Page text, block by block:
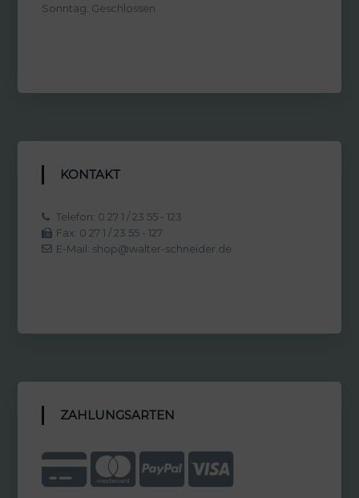
Sonntag: Geschlossen
KONTAKT
Telefon: 0 27 1 / 23 55 - 123
Fax: 0 27 1 / 23 55 - 127
E-Mail: shop@walter-schneider.de
ZAHLUNGSARTEN